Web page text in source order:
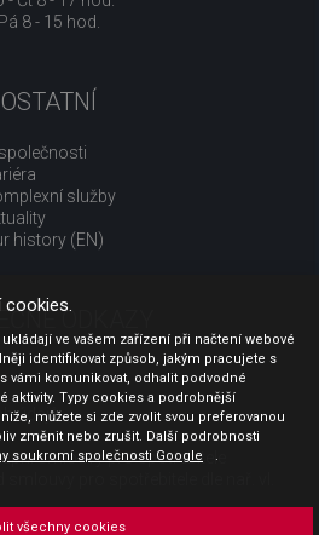
Pá 8 - 15 hod.
OSTATNÍ
služby
history (EN)
ODKAZY
údajů
smlouvy pro spotřebitele
cookies.
ve vašem zařízení při načtení webové
identifikovat způsob, jakým pracujete s
vámi komunikovat, odhalit podvodné
aktivity. Typy cookies a podrobnější
můžete si zde zvolit svou preferovanou
změnit nebo zrušit. Další podrobnosti
soukromí společnosti Google .
všechny cookies